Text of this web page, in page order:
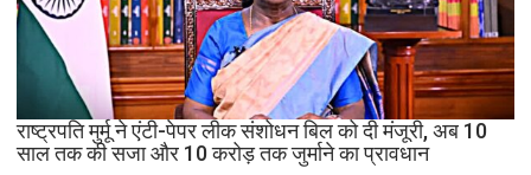
कर
सकेंगे
PG,
उत्तराखंड
स्वास्थ्य
विभाग
ने
राष्ट्रपति मुर्मू ने एंटी-पेपर लीक संशोधन बिल को दी मंजूरी, अब 10
साल तक की सजा और 10 करोड़ तक जुर्माने का प्रावधान